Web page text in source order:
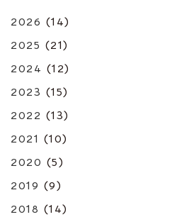
2026 (14)
2025 (21)
2024 (12)
2023 (15)
2022 (13)
2021 (10)
2020 (5)
2019 (9)
2018 (14)